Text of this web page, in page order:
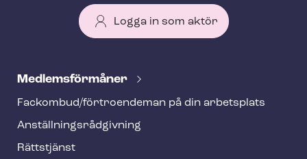
Logga in som aktör
e
f
o
Med­lems­för­må­ner
Fackombud/förtroendeman på din arbetsplats
An­ställ­nings­råd­giv­ning
Rättstjänst